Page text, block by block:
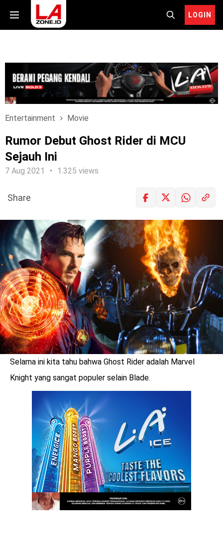
LOGIN
Entertainment Movie
Rumor Debut Ghost Rider di MCU
Sejauh Ini
7 Aug 2021 1.325 views
benefit
menarik
LOGIN
Share
Selama ini kita tahu bahwa Ghost Rider adalah Marvel
Knight yang sangat populer selain Blade.